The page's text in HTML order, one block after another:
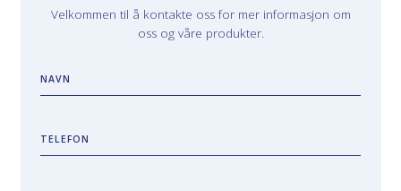
Velkommen til å kontakte oss for mer informasjon om
oss og våre produkter.
NAVN
TELEFON